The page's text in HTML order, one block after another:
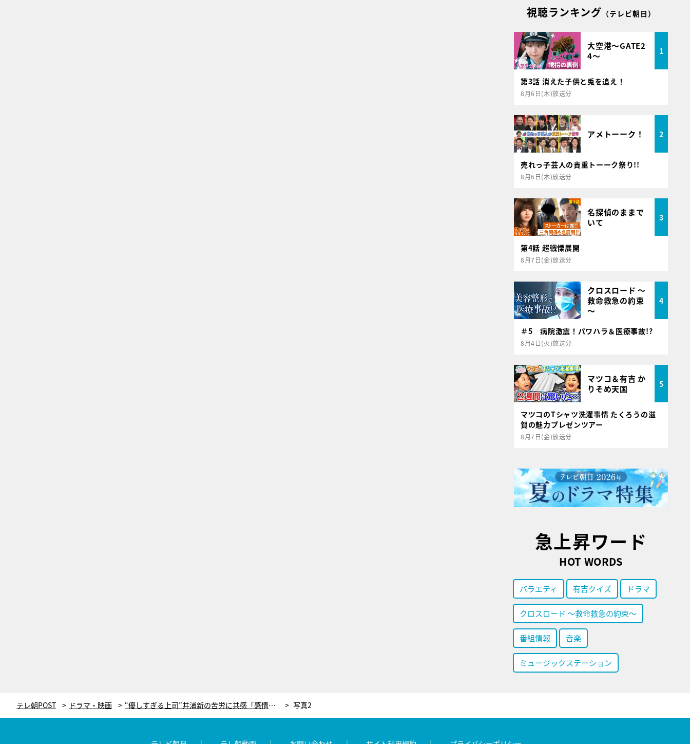
視聴ランキング （テレビ朝日）
大空港～GATE2
4～
1
第3話 消えた子供と兎を追え！
8月6日(木)放送分
アメトーーク！ 2
売れっ子芸人の貴重トーーク祭り!!
8月6日(木)放送分
名探偵のままで
いて
3
第4話 超戦慄展開
8月7日(金)放送分
クロスロード ～
救命救急の約束
～
4
＃5 病院激震！パワハラ＆医療事故!?
8月4日(火)放送分
マツコ＆有吉 か
りそめ天国
5
マツコのTシャツ洗濯事情 たくろうの滋
賀の魅力プレゼンツアー
8月7日(金)放送分
急上昇ワード
HOT WORDS
バラエティ 有吉クイズ ドラマ
クロスロード ～救命救急の約束～
番組情報 音楽
ミュージックステーション
テレ朝POST ドラマ・映画 “優しすぎる上司”井浦新の苦労に共感「感情移入した」 無能な新人をベタ褒め、退勤後も電話で部下対応…＜無能の鷹＞ 写真2